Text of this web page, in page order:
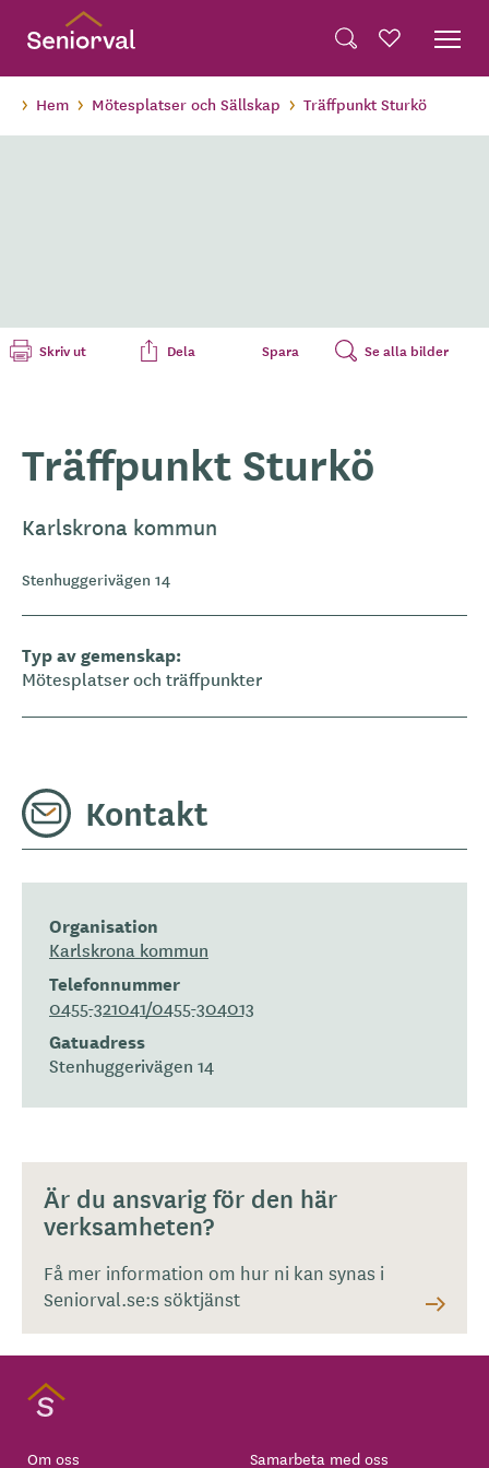
Hem Mötesplatser och Sällskap Träffpunkt Sturkö
Skriv ut Dela Spara Se alla bilder
Träffpunkt Sturkö
Karlskrona kommun
Stenhuggerivägen 14
Typ av gemenskap
Mötesplatser och träffpunkter
Kontakt
Organisation
Karlskrona kommun
Telefonnummer
0455-321041/0455-304013
Gatuadress
Stenhuggerivägen 14
Är du ansvarig för den här
verksamheten?
Få mer information om hur ni kan synas i
Seniorval.se:s söktjänst
Om oss Samarbeta med oss
Translate